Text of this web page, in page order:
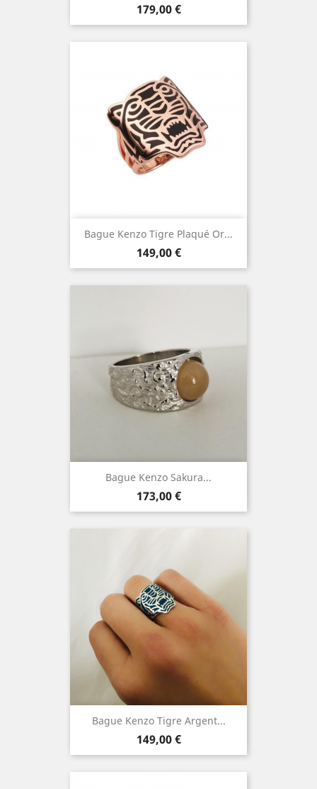
Prix
179,00 €
Bague Kenzo Tigre Plaqué Or...
Prix
149,00 €
Bague Kenzo Sakura...
Prix
173,00 €
Bague Kenzo Tigre Argent...
Prix
149,00 €